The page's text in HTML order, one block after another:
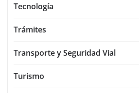
Tecnología
Trámites
Transporte y Seguridad Vial
Turismo